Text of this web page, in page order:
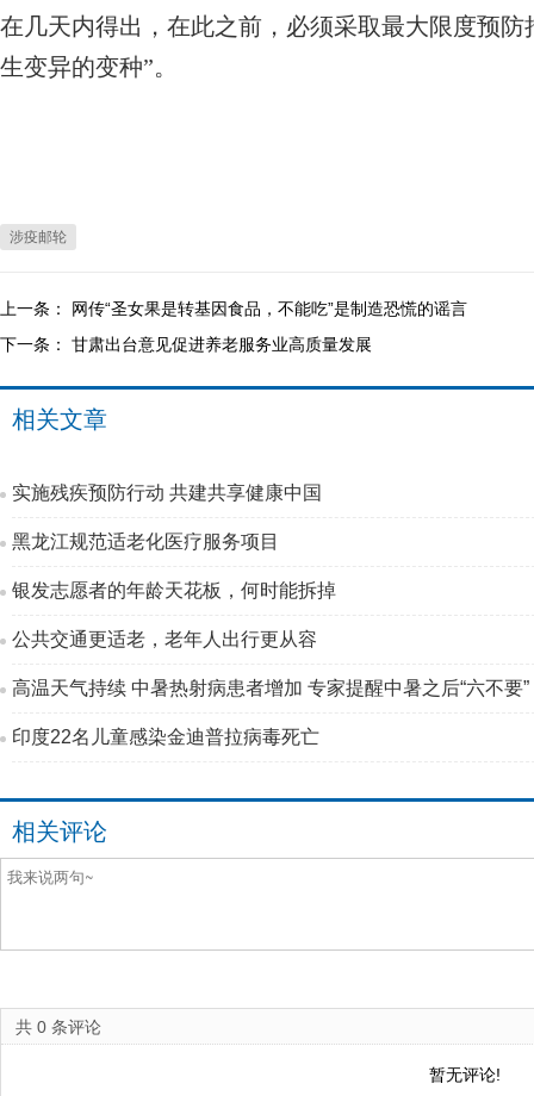
在几天内得出，在此之前，必须采取最大限度预
生变异的变种”。
涉疫邮轮
上一条： 网传“圣女果是转基因食品，不能吃”是制造恐慌的谣言
下一条： 甘肃出台意见促进养老服务业高质量发展
相关文章
实施残疾预防行动 共建共享健康中国
黑龙江规范适老化医疗服务项目
银发志愿者的年龄天花板，何时能拆掉
公共交通更适老，老年人出行更从容
高温天气持续 中暑热射病患者增加 专家提醒中暑之后“六不要”
印度22名儿童感染金迪普拉病毒死亡
相关评论
共 0 条评论
暂无评论!